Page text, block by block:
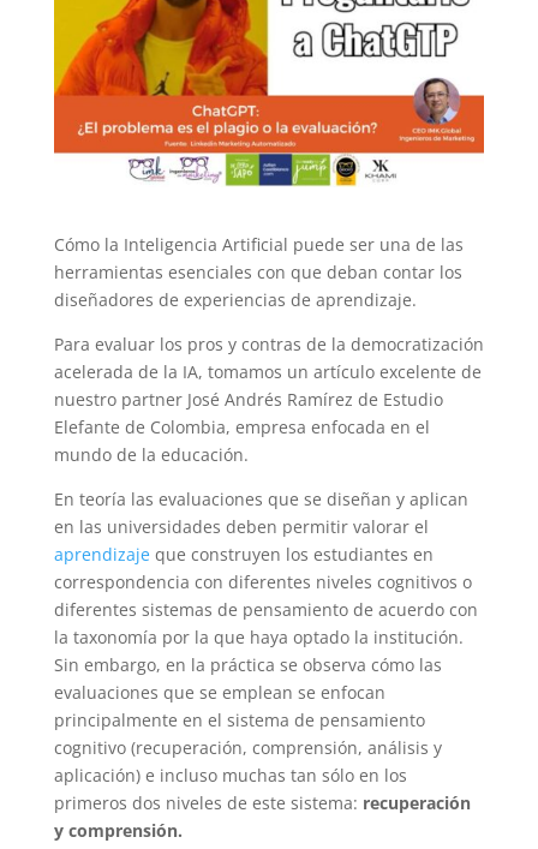
Cómo la Inteligencia Artificial puede ser una de las
herramientas esenciales con que deban contar los
diseñadores de experiencias de aprendizaje.
Para evaluar los pros y contras de la democratización
acelerada de la IA, tomamos un artículo excelente de
nuestro partner José Andrés Ramírez de Estudio
Elefante de Colombia, empresa enfocada en el
mundo de la educación.
En teoría las evaluaciones que se diseñan y aplican
en las universidades deben permitir valorar el
aprendizajeque construyen los estudiantes en
correspondencia con diferentes niveles cognitivos o
diferentes sistemas de pensamiento de acuerdo con
la taxonomía por la que haya optado la institución.
Sin embargo, en la práctica se observa cómo las
evaluaciones que se emplean se enfocan
principalmente en el sistema de pensamiento
cognitivo (recuperación, comprensión, análisis y
aplicación) e incluso muchas tan sólo en los
primeros dos niveles de este sistema: recuperación
y comprensión.